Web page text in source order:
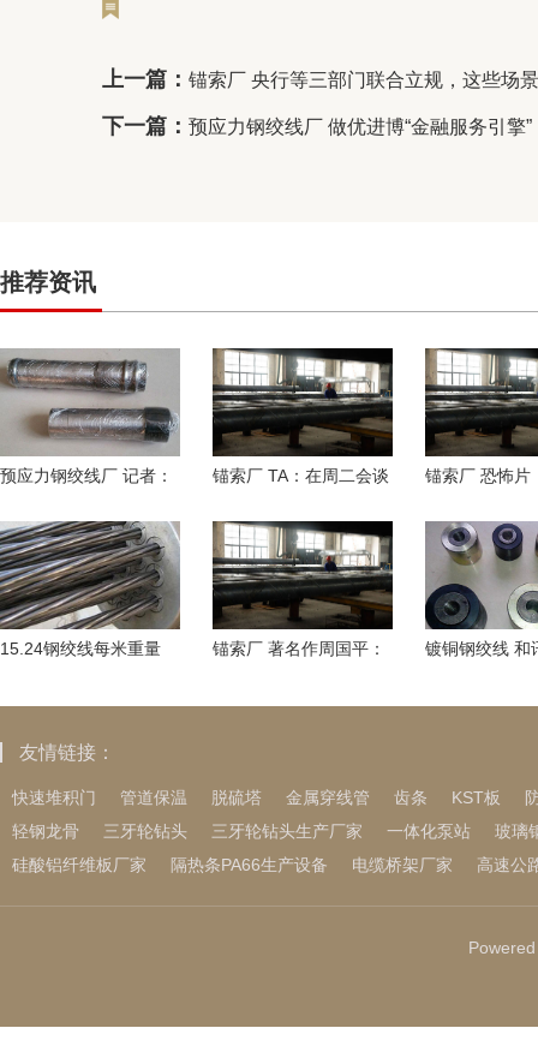
上一篇： 锚索厂 央行等三部门联合立规，这些场
下一篇： 预应力钢绞线厂 做优进博“金融服务引擎
推荐资讯
预应力钢绞线厂 记者：
锚索厂 TA：在周二会谈
锚索厂 恐怖片
15.24钢绞线每米重量
锚索厂 著名作周国平：
镀铜钢绞线 和
友情链接：
快速堆积门 管道保温 脱硫塔 金属穿线管 齿条 KST板
轻钢龙骨
三牙轮钻头 三牙轮钻头生产厂家 一体化泵站
玻璃
硅酸铝纤维板厂家
隔热条PA66生产设备 电缆桥架厂家 高速公